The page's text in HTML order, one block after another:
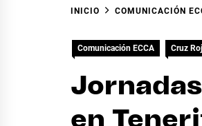
INICIO COMUNICACIÓN
Comunicación ECCA Cruz
en